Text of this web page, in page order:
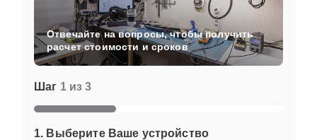
Шаг 1 из 3
1. Выберите Ваше устройство
Отвечайте на вопросы, чтобы получить
расчет стоимости и сроков